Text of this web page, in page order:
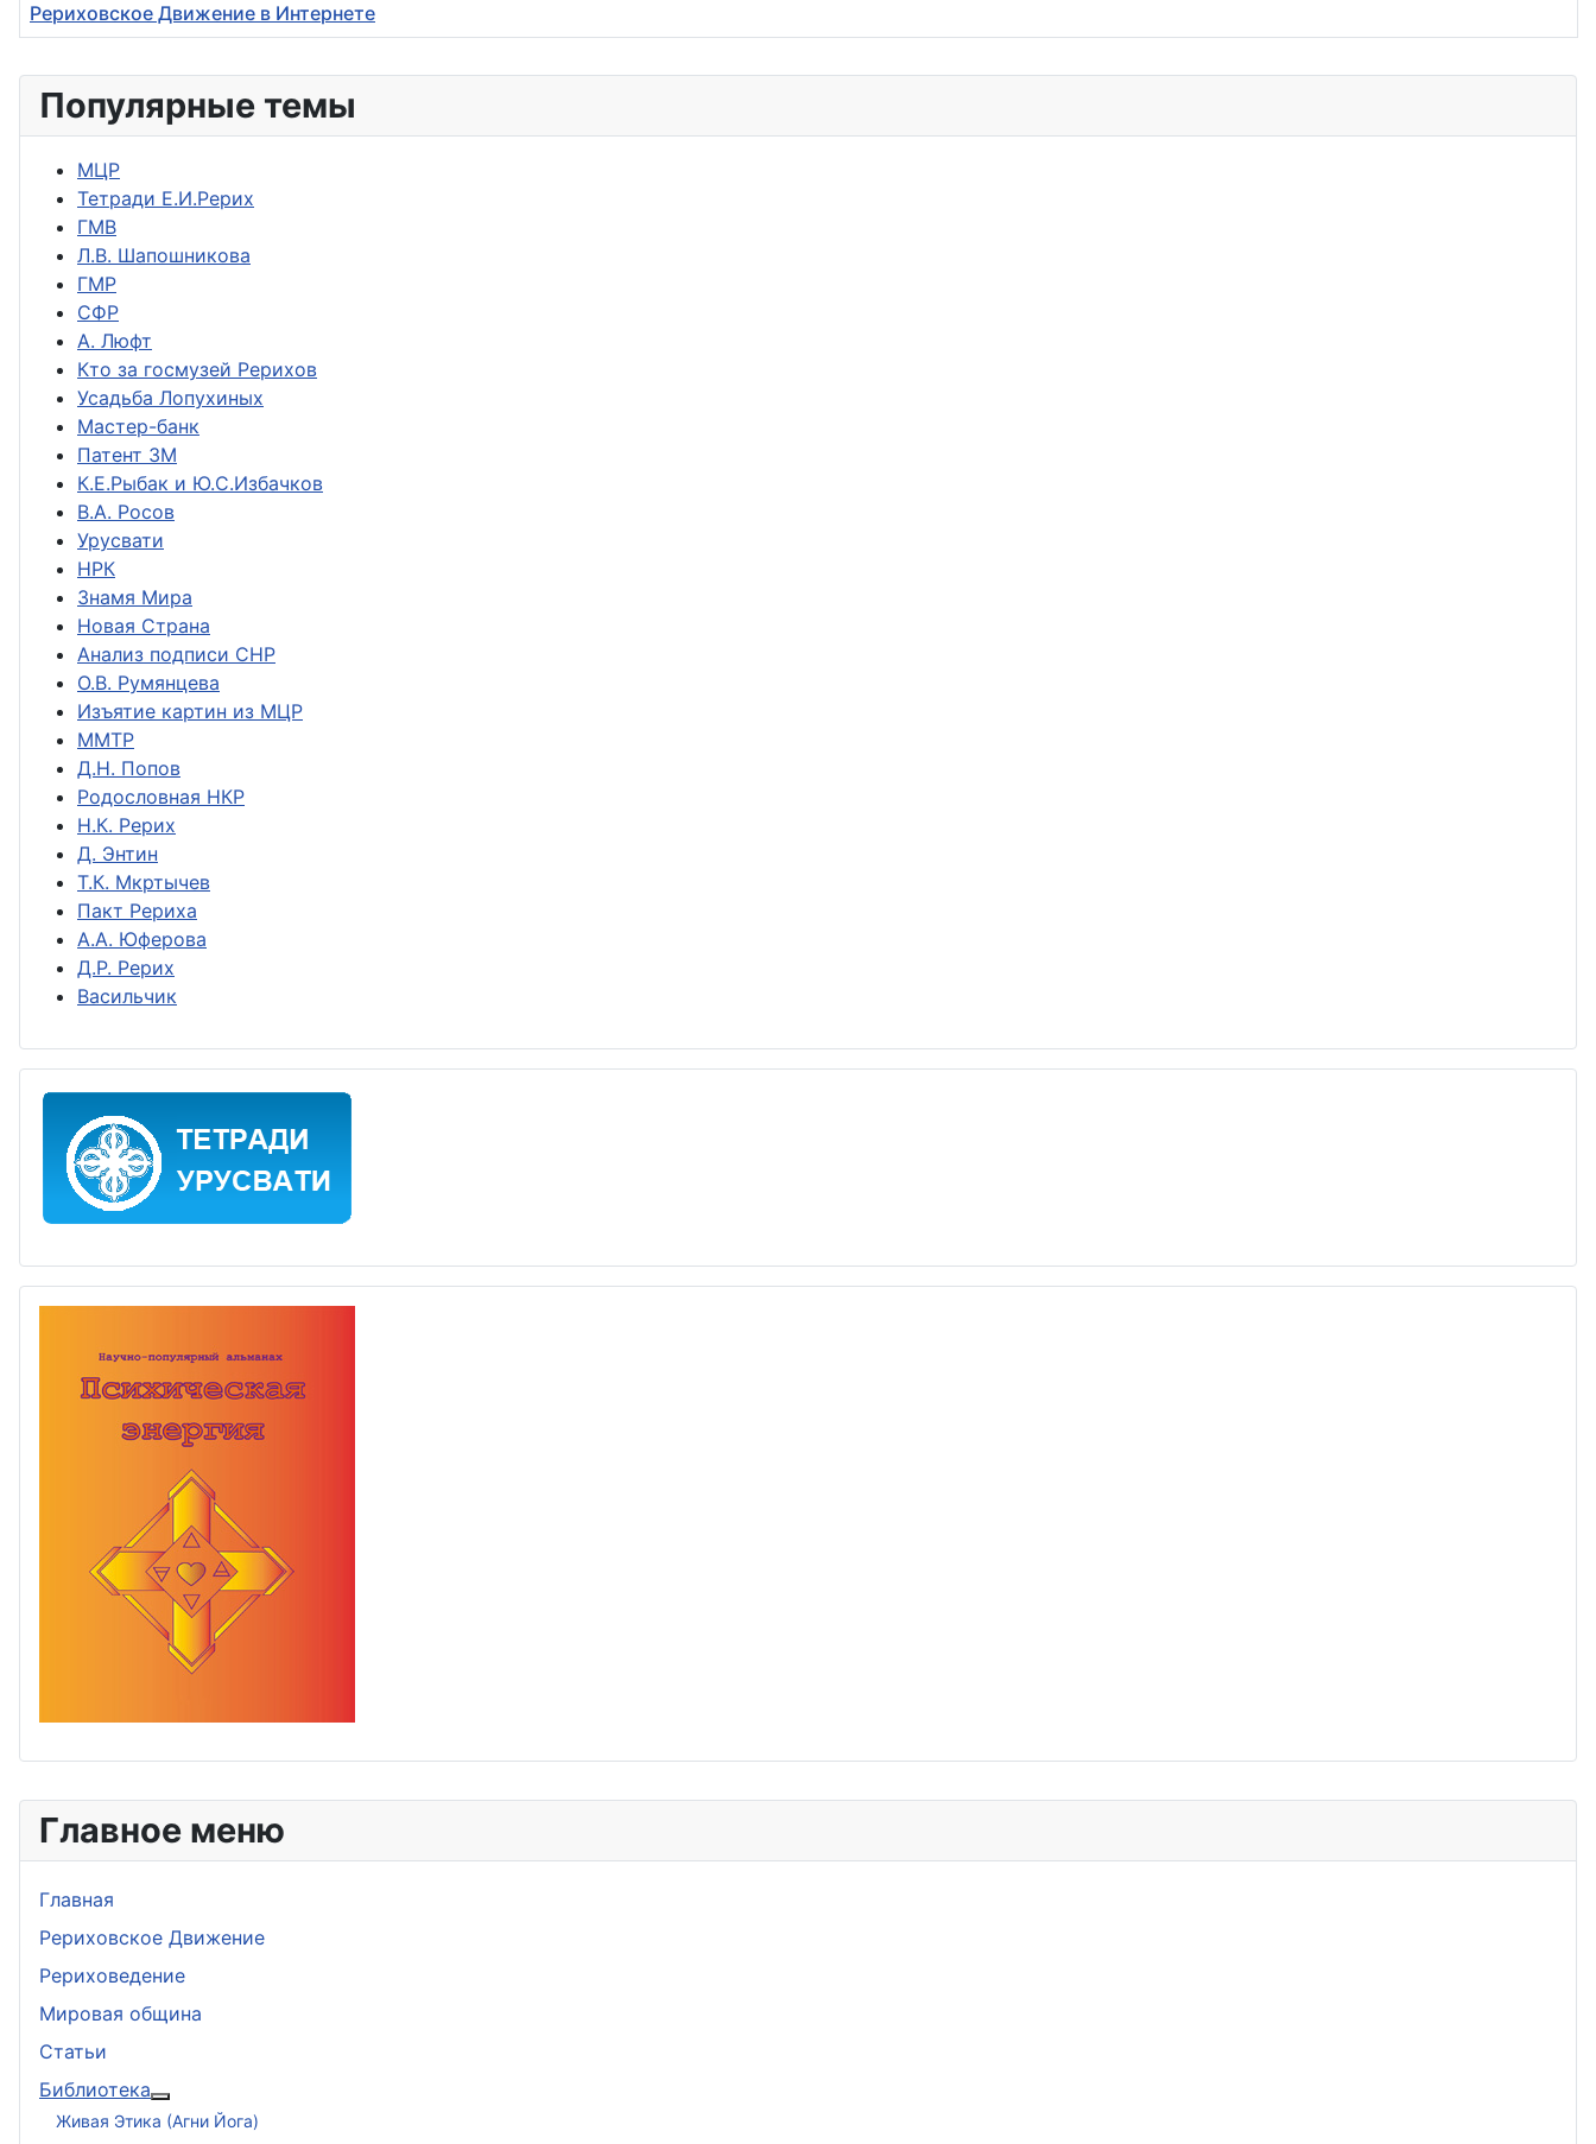
Главное меню
Главная
Рериховское Движение
Рериховедение
Мировая община
Статьи
Библиотека
Подробнее: Библиотека
Живая Этика (Агни Йога)
Рериховское Движение в Интернете
Популярные темы
МЦР
Тетради Е.И.Рерих
ГМВ
Л.В. Шапошникова
ГМР
СФР
А. Люфт
Кто за госмузей Рерихов
Усадьба Лопухиных
Мастер-банк
Патент ЗМ
К.Е.Рыбак и Ю.С.Избачков
В.А. Росов
Урусвати
НРК
Знамя Мира
Новая Страна
Анализ подписи СНР
О.В. Румянцева
Изъятие картин из МЦР
ММТР
Д.Н. Попов
Родословная НКР
Н.К. Рерих
Д. Энтин
Т.К. Мкртычев
Пакт Рериха
А.А. Юферова
Д.Р. Рерих
Васильчик